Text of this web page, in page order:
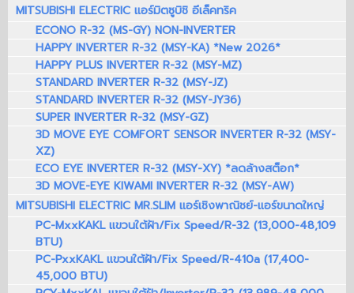
MITSUBISHI ELECTRIC แอร์มิตซูบิชิ อีเล็คทริค
ECONO R-32 (MS-GY) NON-INVERTER
HAPPY INVERTER R-32 (MSY-KA) *New 2026*
HAPPY PLUS INVERTER R-32 (MSY-MZ)
STANDARD INVERTER R-32 (MSY-JZ)
STANDARD INVERTER R-32 (MSY-JY36)
SUPER INVERTER R-32 (MSY-GZ)
3D MOVE EYE COMFORT SENSOR INVERTER R-32 (MSY-
XZ)
ECO EYE INVERTER R-32 (MSY-XY) *ลดล้างสต็อก*
3D MOVE-EYE KIWAMI INVERTER R-32 (MSY-AW)
MITSUBISHI ELECTRIC MR.SLIM แอร์เชิงพาณิชย์-แอร์ขนาดใหญ่
PC-MxxKAKL แขวนใต้ฝ้า/Fix Speed/R-32 (13,000-48,109
BTU)
PC-PxxKAKL แขวนใต้ฝ้า/Fix Speed/R-410a (17,400-
45,000 BTU)